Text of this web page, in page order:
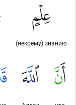
(некоему) знанию